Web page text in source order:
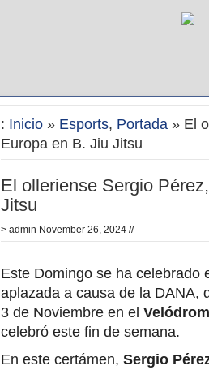
: Inicio » Esports, Portada » El
Europa en B. Jiu Jitsu
El olleriense Sergio
Jitsu
> admin November 26, 2024 //
Este Domingo se ha celebrado
aplazada a causa de la DANA,
3 de Noviembre en el
celebró este fin de semana.
En este certámen, Sergio